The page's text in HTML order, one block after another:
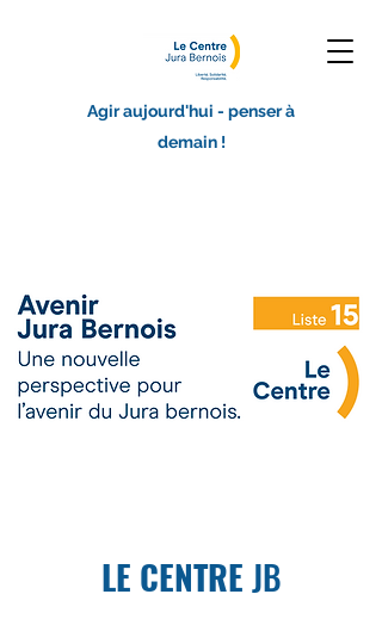
Agir aujourd'hui - penser à
demain !
LE CENTREJB